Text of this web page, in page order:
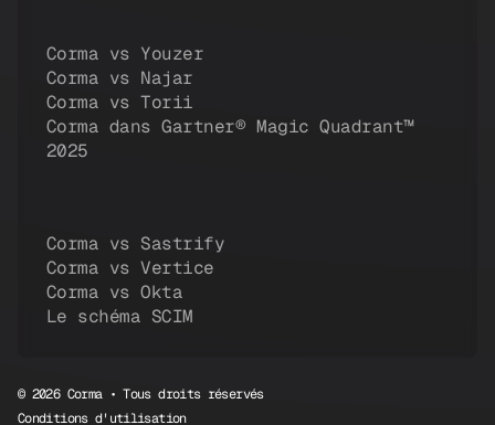
Corma vs Youzer
Corma vs Najar
Corma vs Torii
Corma dans Gartner® Magic Quadrant™
2025
Corma vs Sastrify
Corma vs Vertice
Corma vs Okta
Le schéma SCIM
© 2026 Corma • Tous droits réservés
Conditions d'utilisation